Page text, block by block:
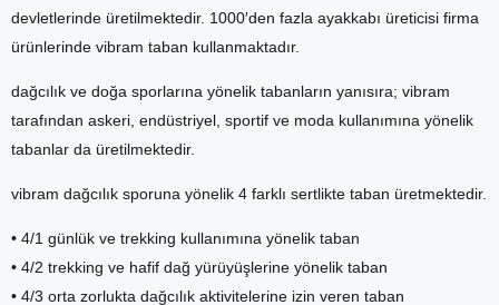
devletlerinde üretilmektedir. 1000′den fazla ayakkabı üreticisi firma
ürünlerinde vibram taban kullanmaktadır.
dağcılık ve doğa sporlarına yönelik tabanların yanısıra; vibram
tarafından askeri, endüstriyel, sportif ve moda kullanımına yönelik
tabanlar da üretilmektedir.
vibram dağcılık sporuna yönelik 4 farklı sertlikte taban üretmektedir.
• 4/1 günlük ve trekking kullanımına yönelik taban
• 4/2 trekking ve hafif dağ yürüyüşlerine yönelik taban
• 4/3 orta zorlukta dağcılık aktivitelerine izin veren taban